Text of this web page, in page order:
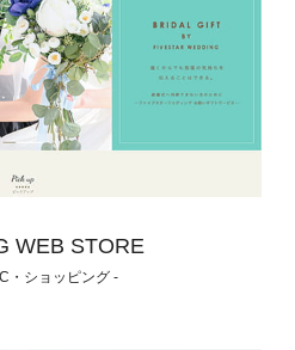
WEB STORE
・ショッピング -